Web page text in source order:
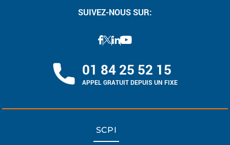
SUIVEZ-NOUS SUR:
01 84 25 52 15
APPEL GRATUIT DEPUIS UN FIXE
SCPI